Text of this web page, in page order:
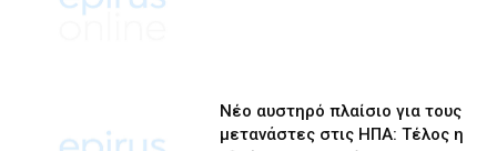
Νέο αυστηρό πλαίσιο για τους
μετανάστες στις ΗΠΑ: Τέλος η